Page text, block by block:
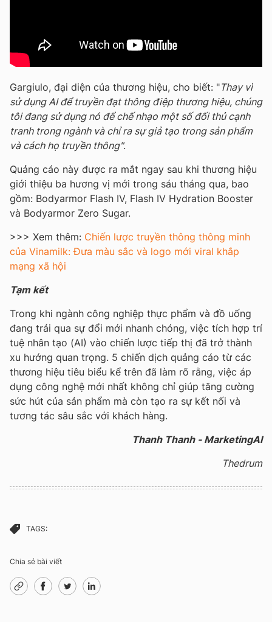
Gargiulo, đại diện của thương hiệu, cho biết: "Thay vì
sử dụng AI để truyền đạt thông điệp thương hiệu, chúng
tôi đang sử dụng nó để chế nhạo một số đối thủ cạnh
tranh trong ngành và chỉ ra sự giả tạo trong sản phẩm
và cách họ truyền thông".
Quảng cáo này được ra mắt ngay sau khi thương hiệu
giới thiệu ba hương vị mới trong sáu tháng qua, bao
gồm: Bodyarmor Flash IV, Flash IV Hydration Booster
và Bodyarmor Zero Sugar.
>>> Xem thêm: Chiến lược truyền thông thông minh
của Vinamilk: Đưa màu sắc và logo mới viral khắp
mạng xã hội
Tạm kết
Trong khi ngành công nghiệp thực phẩm và đồ uống
đang trải qua sự đổi mới nhanh chóng, việc tích hợp trí
tuệ nhân tạo (AI) vào chiến lược tiếp thị đã trở thành
xu hướng quan trọng. 5 chiến dịch quảng cáo từ các
thương hiệu tiêu biểu kể trên đã làm rõ rằng, việc áp
dụng công nghệ mới nhất không chỉ giúp tăng cường
sức hút của sản phẩm mà còn tạo ra sự kết nối và
tương tác sâu sắc với khách hàng.
Thanh Thanh - MarketingAI
Thedrum
TAGS:
Chia sẻ bài viết